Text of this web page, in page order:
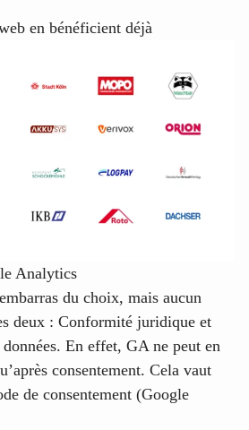
en bénéficient déjà
Analytics
du choix, mais aucun
deux : Conformité juridique et
En effet, GA ne peut en
consentement. Cela vaut
de consentement (Google